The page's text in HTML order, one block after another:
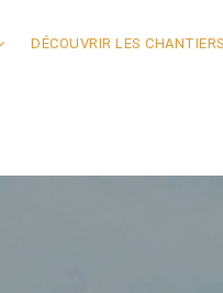
DÉCOUVRIR LES CHANTIERS